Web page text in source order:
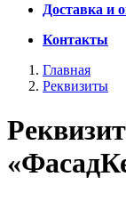
Доставка и
Контакты
Главная
Реквизиты